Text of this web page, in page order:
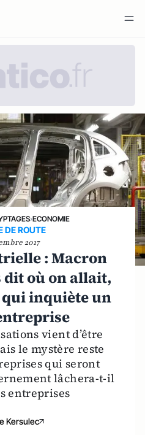
›ECONOMIE
DE ROUTE
2017
: Macron
dit où on allait,
qui inquiète un
vient d’être
le mystère reste
qui seront
lâchera-t-il
entreprises
Kersulec